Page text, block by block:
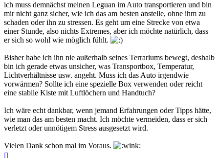
ich muss demnächst meinen Leguan im Auto transportieren und bin
mir nicht ganz sicher, wie ich das am besten anstelle, ohne ihm zu
schaden oder ihn zu stressen. Es geht um eine Strecke von etwa
einer Stunde, also nichts Extremes, aber ich möchte natürlich, dass
er sich so wohl wie möglich fühlt.
Bisher habe ich ihn nie außerhalb seines Terrariums bewegt, deshalb
bin ich gerade etwas unsicher, was Transportbox, Temperatur,
Lichtverhältnisse usw. angeht. Muss ich das Auto irgendwie
vorwärmen? Sollte ich eine spezielle Box verwenden oder reicht
eine stabile Kiste mit Luftlöchern und Handtuch?
Ich wäre echt dankbar, wenn jemand Erfahrungen oder Tipps hätte,
wie man das am besten macht. Ich möchte vermeiden, dass er sich
verletzt oder unnötigem Stress ausgesetzt wird.
Vielen Dank schon mal im Voraus.